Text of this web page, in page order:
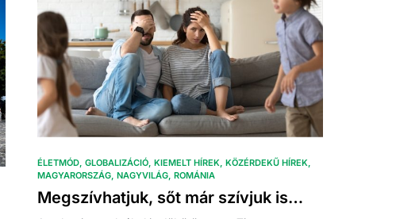
ÉLETMÓD GLOBALIZÁCIÓ KIEMELT HÍREK KÖZÉRDEKŰ HÍREK
MAGYARORSZÁG NAGYVILÁG ROMÁNIA
Megszívhatjuk, sőt már szívjuk is…